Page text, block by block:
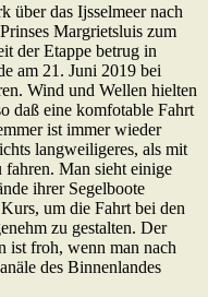
über das Ijsselmeer nach
Margrietsluis zum
der Etappe betrug in
am 21. Juni 2019 bei
Wind und Wellen hielten
daß eine komfotable Fahrt
ist immer wieder
langweiligeres, als mit
fahren. Man sieht einige
ihrer Segelboote
um die Fahrt bei den
zu gestalten. Der
ist froh, wenn man nach
des Binnenlandes